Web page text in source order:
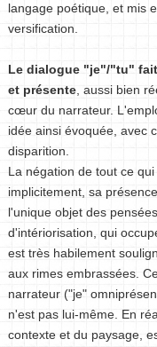
langage poétique, et mis
versification.
Le dialogue "je"/"tu"
et présente, aussi bien
cœur du narrateur.
idée ainsi évoquée, avec
disparition.
La négation de tout ce
implicitement, sa
l'unique objet des
d'intériorisation, qui
est très habilement
aux rimes embrassées.
narrateur ("je"
n'est pas lui-même. En
contexte et du paysage,